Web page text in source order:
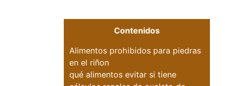
Contenidos
Alimentos prohibidos para piedras
en el riñon
qué alimentos evitar si tiene